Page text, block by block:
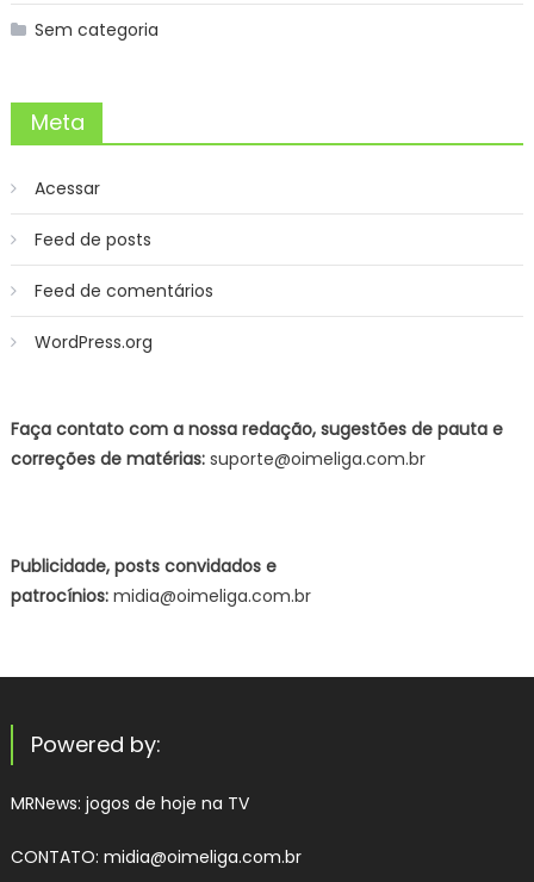
Sem categoria
Meta
Acessar
Feed de posts
Feed de comentários
WordPress.org
Faça contato com a nossa redação, sugestões de pauta e
correções de matérias:suporte@oimeliga.com.br
Publicidade, posts convidados e
patrocínios:midia@oimeliga.com.br
Powered by:
MRNews: jogos de hoje na TV
CONTATO: midia@oimeliga.com.br